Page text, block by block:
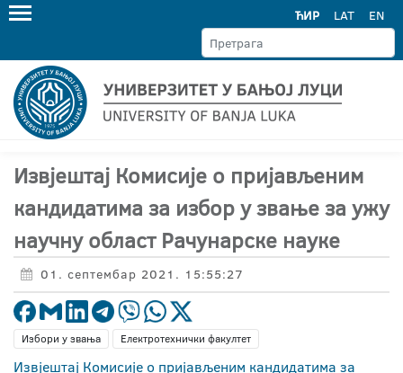
ЋИР LAT EN
Извјештај Комисије о пријављеним
кандидатима за избор у звање за ужу
научну област Рачунарске науке
01. септембар 2021. 15:55:27
Избори у звања Електротехнички факултет
Извјештај Комисије о пријављеним кандидатима за